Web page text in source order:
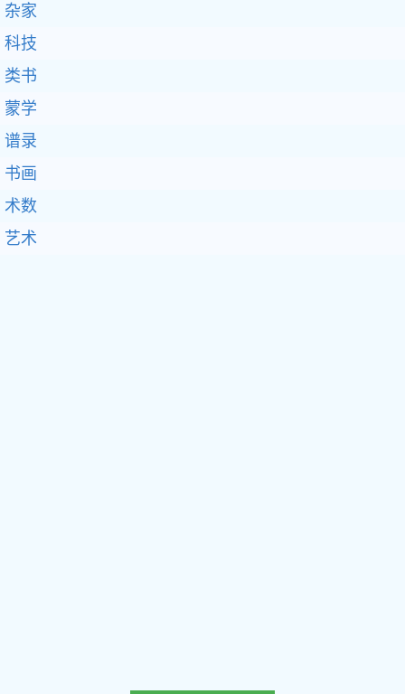
杂家
科技
类书
蒙学
谱录
书画
术数
艺术